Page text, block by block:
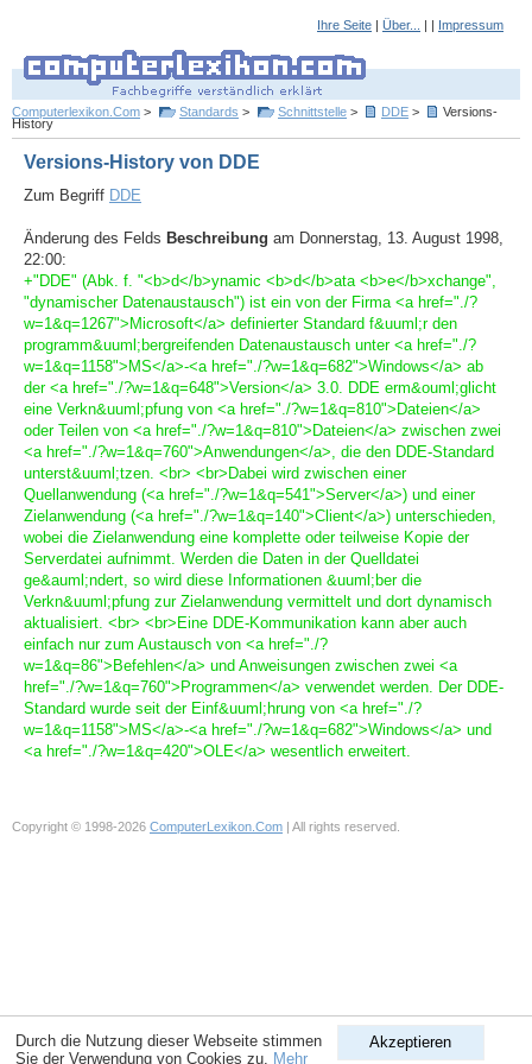
Ihre Seite | Über... | | Impressum
Computerlexikon.Com > Standards > Schnittstelle > DDE >
Versions-
History
Versions-History von DDE
Zum Begriff DDE
Änderung des Felds Beschreibung am Donnerstag, 13. August 1998,
22:00:
+"DDE" (Abk. f. "<b>d</b>ynamic <b>d</b>ata <b>e</b>xchange",
"dynamischer Datenaustausch") ist ein von der Firma <a href="./?
w=1&q=1267">Microsoft</a> definierter Standard f&uuml;r den
programm&uuml;bergreifenden Datenaustausch unter <a href="./?
w=1&q=1158">MS</a>-<a href="./?w=1&q=682">Windows</a> ab
der <a href="./?w=1&q=648">Version</a> 3.0. DDE erm&ouml;glicht
eine Verkn&uuml;pfung von <a href="./?w=1&q=810">Dateien</a>
oder Teilen von <a href="./?w=1&q=810">Dateien</a> zwischen zwei
<a href="./?w=1&q=760">Anwendungen</a>, die den DDE-Standard
unterst&uuml;tzen. <br> <br>Dabei wird zwischen einer
Quellanwendung (<a href="./?w=1&q=541">Server</a>) und einer
Zielanwendung (<a href="./?w=1&q=140">Client</a>) unterschieden,
wobei die Zielanwendung eine komplette oder teilweise Kopie der
Serverdatei aufnimmt. Werden die Daten in der Quelldatei
ge&auml;ndert, so wird diese Informationen &uuml;ber die
Verkn&uuml;pfung zur Zielanwendung vermittelt und dort dynamisch
aktualisiert. <br> <br>Eine DDE-Kommunikation kann aber auch
einfach nur zum Austausch von <a href="./?
w=1&q=86">Befehlen</a> und Anweisungen zwischen zwei <a
href="./?w=1&q=760">Programmen</a> verwendet werden. Der DDE-
Standard wurde seit der Einf&uuml;hrung von <a href="./?
w=1&q=1158">MS</a>-<a href="./?w=1&q=682">Windows</a> und
<a href="./?w=1&q=420">OLE</a> wesentlich erweitert.
Akzeptieren
Durch die Nutzung dieser Webseite stimmen
Sie der Verwendung von Cookies zu. Mehr
Copyright © 1998-2026 ComputerLexikon.Com | All rights reserved.